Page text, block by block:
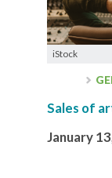
iStock
Sales of
January